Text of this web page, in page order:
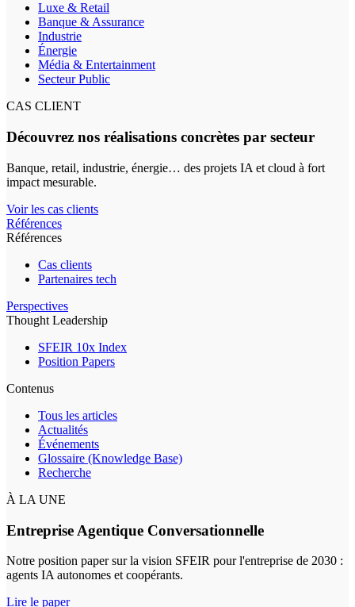
Luxe & Retail
Banque & Assurance
Industrie
Énergie
Média & Entertainment
Secteur Public
CAS CLIENT
Découvrez nos réalisations concrètes par secteur
Banque, retail, industrie, énergie… des projets IA et cloud à fort
impact mesurable.
Voir les cas clients
Références
Références
Cas clients
Partenaires tech
Perspectives
Thought Leadership
SFEIR 10x Index
Position Papers
Contenus
Tous les articles
Actualités
Événements
Glossaire (Knowledge Base)
Recherche
À LA UNE
Entreprise Agentique Conversationnelle
Notre position paper sur la vision SFEIR pour l'entreprise de 2030 :
agents IA autonomes et coopérants.
Lire le paper